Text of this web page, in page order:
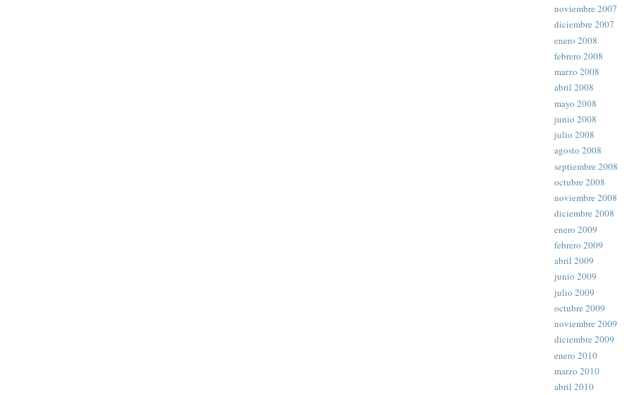
noviembre 2007
diciembre 2007
enero 2008
febrero 2008
marzo 2008
abril 2008
mayo 2008
junio 2008
julio 2008
agosto 2008
septiembre 2008
octubre 2008
noviembre 2008
diciembre 2008
enero 2009
febrero 2009
abril 2009
junio 2009
julio 2009
octubre 2009
noviembre 2009
diciembre 2009
enero 2010
marzo 2010
abril 2010